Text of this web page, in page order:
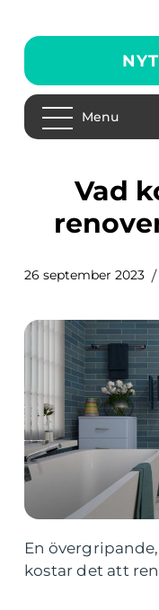
Menu
Vad kostar det att
26 september 2023
En
kostar det att